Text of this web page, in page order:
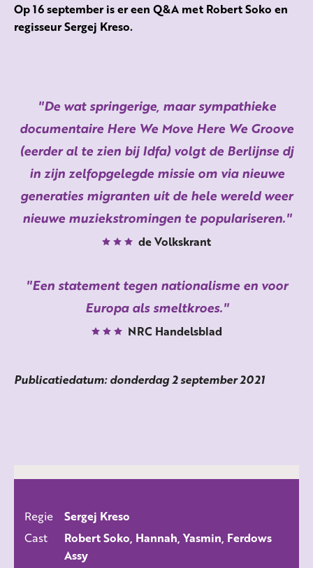
Op 16 september is er een Q&A met Robert Soko en
regisseur Sergej Kreso.
De wat springerige, maar sympathieke
documentaire Here We Move Here We Groove
(eerder al te zien bij Idfa) volgt de Berlijnse dj
in zijn zelfopgelegde missie om via nieuwe
generaties migranten uit de hele wereld weer
nieuwe muziekstromingen te populariseren.
de Volkskrant
Een statement tegen nationalisme en voor
Europa als smeltkroes.
NRC Handelsblad
Publicatiedatum: donderdag 2 september 2021
Regie
Sergej Kreso
Cast
Robert Soko, Hannah, Yasmin, Ferdows
Assy